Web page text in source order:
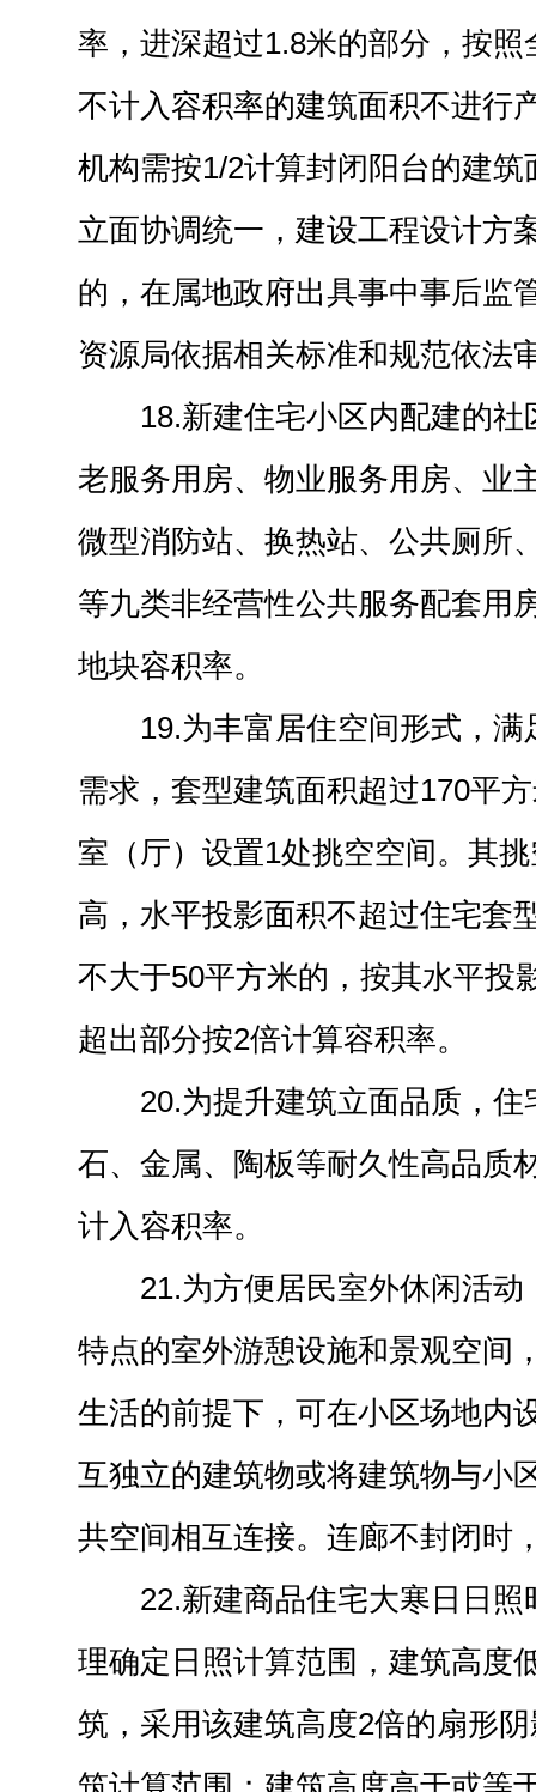
率，进深超过1.8米的部分，按
不计入容积率的建筑面积不进行
机构需按1/2计算封闭阳台的建
立面协调统一，建设工程设计方
的，在属地政府出具事中事后监
资源局依据相关标准和规范依法
18.新建住宅小区内配建的
老服务用房、物业服务用房、业
微型消防站、换热站、公共厕所
等九类非经营性公共服务配套用
地块容积率。
19.为丰富居住空间形式，
需求，套型建筑面积超过170平
室（厅）设置1处挑空空间。其
高，水平投影面积不超过住宅套
不大于50平方米的，按其水平投
超出部分按2倍计算容积率。
20.为提升建筑立面品质，
石、金属、陶板等耐久性高品质
计入容积率。
21.为方便居民室外休闲活
特点的室外游憩设施和景观空间
生活的前提下，可在小区场地内
互独立的建筑物或将建筑物与小
共空间相互连接。连廊不封闭时
22.新建商品住宅大寒日日
理确定日照计算范围，建筑高度
筑，采用该建筑高度2倍的扇形